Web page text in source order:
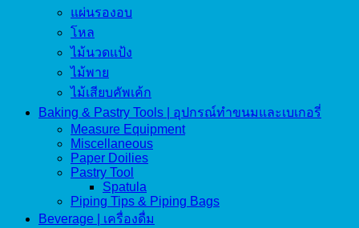
แผ่นรองอบ
โหล
ไม้นวดแป้ง
ไม้พาย
ไม้เสียบคัพเค้ก
Baking & Pastry Tools | อุปกรณ์ทำขนมและเบเกอรี่
Measure Equipment
Miscellaneous
Paper Doilies
Pastry Tool
Spatula
Piping Tips & Piping Bags
Beverage | เครื่องดื่ม